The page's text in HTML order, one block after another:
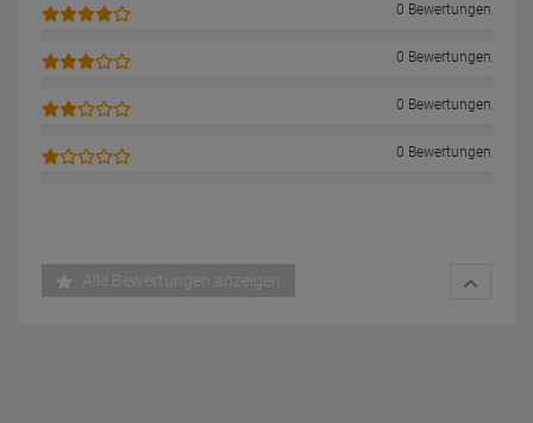
0 Bewertungen
0 Bewertungen
0 Bewertungen
0 Bewertungen
Alle Bewertungen anzeigen